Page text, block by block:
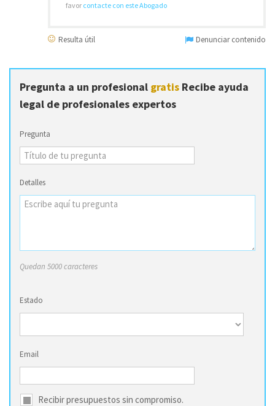
favor contacte con este Abogado
Resulta útil Denunciar contenido
Pregunta a un profesional gratis Recibe ayuda
legal de profesionales expertos
Pregunta
Detalles
Quedan 5000 caracteres
Estado
Email
Recibir presupuestos sin compromiso.